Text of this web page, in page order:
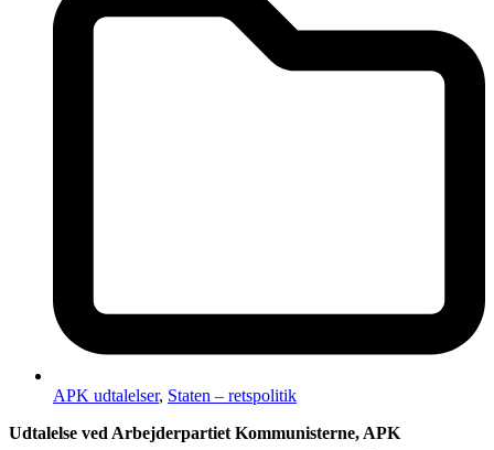
APK udtalelser, Staten – retspolitik
Udtalelse ved Arbejderpartiet Kommunisterne, APK